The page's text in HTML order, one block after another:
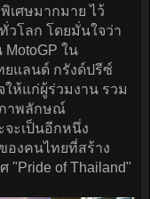
เศษมากมาย ไว้
วโลก โดยมั่นใจว่า
ใน
ยแลนด์ กรังด์ปรีซ์
ห้แก่ผู้ร่วมงาน รวม
ภาพลักษณ์
จะเป็นอีกหนึ่ง
งคนไทยที่สร้าง
"Pride of Thailand"